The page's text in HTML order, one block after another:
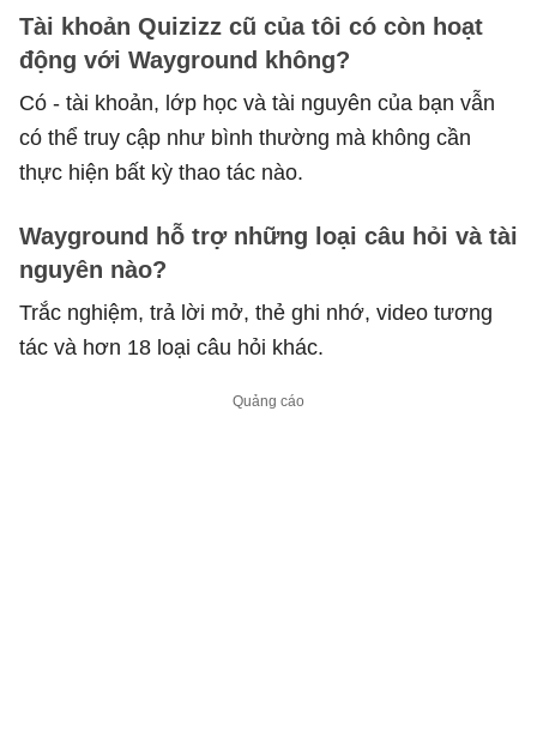
Tài khoản Quizizz cũ của tôi có còn hoạt
động với Wayground không?
Có - tài khoản, lớp học và tài nguyên của bạn vẫn
có thể truy cập như bình thường mà không cần
thực hiện bất kỳ thao tác nào.
Wayground hỗ trợ những loại câu hỏi và tài
nguyên nào?
Trắc nghiệm, trả lời mở, thẻ ghi nhớ, video tương
tác và hơn 18 loại câu hỏi khác.